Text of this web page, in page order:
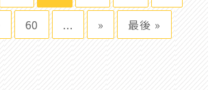
60 ... » 最後 »